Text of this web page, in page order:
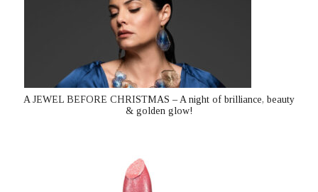
A JEWEL BEFORE CHRISTMAS – A night of brilliance, beauty
& golden glow!